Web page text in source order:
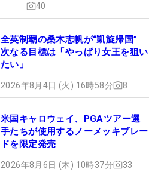
40
全英制覇の桑木志帆が“凱旋帰国”
次なる目標は「やっぱり女王を狙い
たい」
2026年8月4日 (火) 16時58分 8
米国キャロウェイ、PGAツアー選
手たちが使用するノーメッキブレー
ドを限定発売
2026年8月6日 (木) 10時37分 33